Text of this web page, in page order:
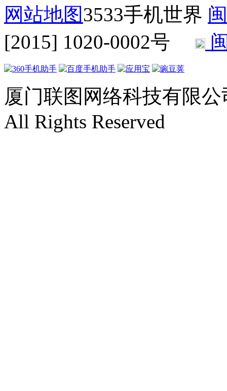
网站地图3533手机世界
[2015] 1020-0002号
厦门联图网络科技有限公
All Rights Reserved